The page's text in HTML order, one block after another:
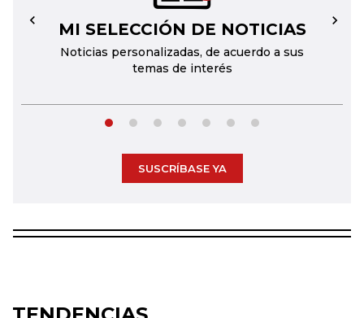
MI SELECCIÓN DE NOTICIAS
Noticias personalizadas, de acuerdo a sus
temas de interés
← →
SUSCRÍBASE YA